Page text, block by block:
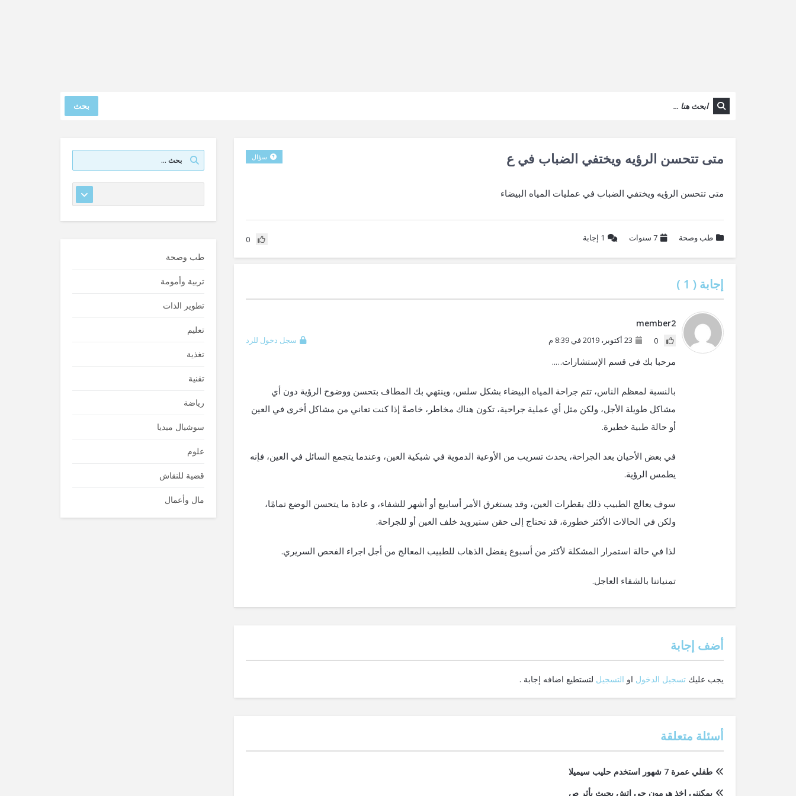
بحث
متى تتحسن الرؤيه ويختفي الضباب في ع سؤال
متى تتحسن الرؤيه ويختفي الضباب في عمليات المياه البيضاء
طب وصحة 7 سنوات 1 إجابة 0
إجابة ( 1
)
member2
0 23 أكتوبر، 2019 في 8:39 م سجل دخول للرد
مرحبا بك في قسم الإستشارات…..
بالنسبة لمعظم الناس، تتم جراحة المياه البيضاء بشكل سلس، وينتهي بك المطاف بتحسن ووضوح الرؤية دون أي
مشاكل طويلة الأجل، ولكن مثل أي عملية جراحية، تكون هناك مخاطر، خاصةً إذا كنت تعاني من مشاكل أخرى في العين
أو حالة طبية خطيرة.
في بعض الأحيان بعد الجراحة، يحدث تسريب من الأوعية الدموية في شبكية العين، وعندما يتجمع السائل في العين، فإنه
يطمس الرؤية.
سوف يعالج الطبيب ذلك بقطرات العين، وقد يستغرق الأمر أسابيع أو أشهر للشفاء، و عادة ما يتحسن الوضع تمامًا،
ولكن في الحالات الأكثر خطورة، قد تحتاج إلى حقن ستيرويد خلف العين أو للجراحة.
لذا في حالة استمرار المشكلة لأكثر من أسبوع يفضل الذهاب للطبيب المعالج من أجل اجراء الفحص السريري.
تمنياتنا بالشفاء العاجل.
‫أضف إجابة
يجب عليك تسجيل الدخول او التسجيل لتستطيع اضافه إجابة .
أسئلة متعلقة
طفلي عمرة 7 شهور استخدم حليب سيميلا
يمكنني اخذ هرمون جي اتش بحيث يأثر ص
طب وصحة
تربية وأمومة
تطوير الذات
تعليم
تغذية
تقنية
رياضة
سوشيال ميديا
علوم
قضية للنقاش
مال وأعمال